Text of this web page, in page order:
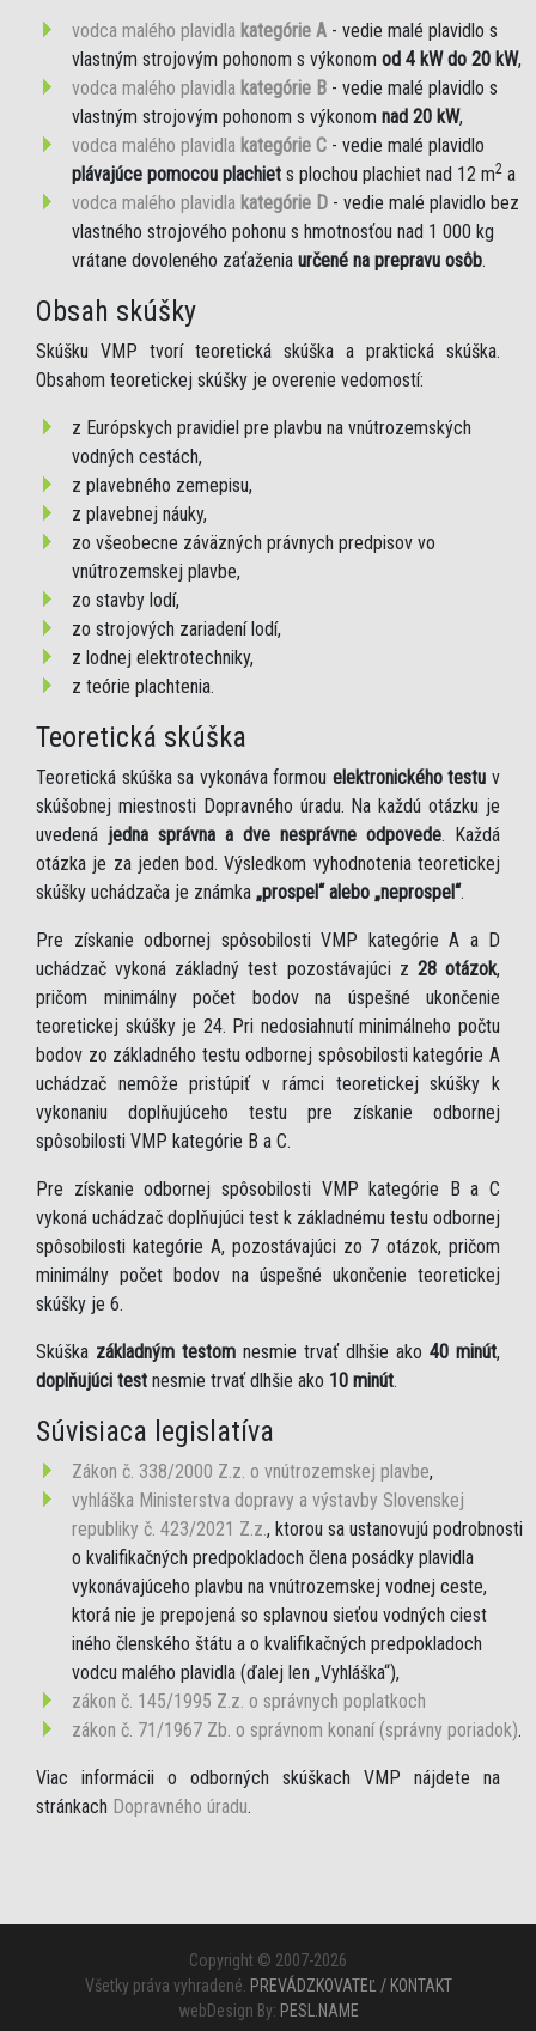
vodca malého plavidla kategórie A - vedie malé plavidlo s
vlastným strojovým pohonom s výkonom od 4 kW do 20 kW,
vodca malého plavidla kategórie B - vedie malé plavidlo s
vlastným strojovým pohonom s výkonom nad 20 kW,
vodca malého plavidla kategórie C - vedie malé plavidlo
plávajúce pomocou plachiet s plochou plachiet nad 12 m2 a
vodca malého plavidla kategórie D - vedie malé plavidlo bez
vlastného strojového pohonu s hmotnosťou nad 1 000 kg
vrátane dovoleného zaťaženia určené na prepravu osôb.
Obsah skúšky
Skúšku VMP tvorí teoretická skúška a praktická skúška.
Obsahom teoretickej skúšky je overenie vedomostí:
z Európskych pravidiel pre plavbu na vnútrozemských
vodných cestách,
z plavebného zemepisu,
z plavebnej náuky,
zo všeobecne záväzných právnych predpisov vo
vnútrozemskej plavbe,
zo stavby lodí,
zo strojových zariadení lodí,
z lodnej elektrotechniky,
z teórie plachtenia.
Teoretická skúška
Teoretická skúška sa vykonáva formou elektronického testu v
skúšobnej miestnosti Dopravného úradu. Na každú otázku je
uvedená jedna správna a dve nesprávne odpovede. Každá
otázka je za jeden bod. Výsledkom vyhodnotenia teoretickej
skúšky uchádzača je známka „prospel“ alebo „neprospel“.
Pre získanie odbornej spôsobilosti VMP kategórie A a D
uchádzač vykoná základný test pozostávajúci z 28 otázok,
pričom minimálny počet bodov na úspešné ukončenie
teoretickej skúšky je 24. Pri nedosiahnutí minimálneho počtu
bodov zo základného testu odbornej spôsobilosti kategórie A
uchádzač nemôže pristúpiť v rámci teoretickej skúšky k
vykonaniu doplňujúceho testu pre získanie odbornej
spôsobilosti VMP kategórie B a C.
Pre získanie odbornej spôsobilosti VMP kategórie B a C
vykoná uchádzač doplňujúci test k základnému testu odbornej
spôsobilosti kategórie A, pozostávajúci zo 7 otázok, pričom
minimálny počet bodov na úspešné ukončenie teoretickej
skúšky je 6.
Skúška základným testom nesmie trvať dlhšie ako 40 minút,
doplňujúci test nesmie trvať dlhšie ako 10 minút.
Súvisiaca legislatíva
Zákon č. 338/2000 Z.z. o vnútrozemskej plavbe,
vyhláška Ministerstva dopravy a výstavby Slovenskej
republiky č. 423/2021 Z.z., ktorou sa ustanovujú podrobnosti
o kvalifikačných predpokladoch člena posádky plavidla
vykonávajúceho plavbu na vnútrozemskej vodnej ceste,
ktorá nie je prepojená so splavnou sieťou vodných ciest
iného členského štátu a o kvalifikačných predpokladoch
vodcu malého plavidla (ďalej len „Vyhláška“),
zákon č. 145/1995 Z.z. o správnych poplatkoch
zákon č. 71/1967 Zb. o správnom konaní (správny poriadok).
Viac informácii o odborných skúškach VMP nájdete na
stránkach Dopravného úradu.
Copyright © 2007-2026
Všetky práva vyhradené. PREVÁDZKOVATEĽ / KONTAKT
webDesign By: PESL.NAME